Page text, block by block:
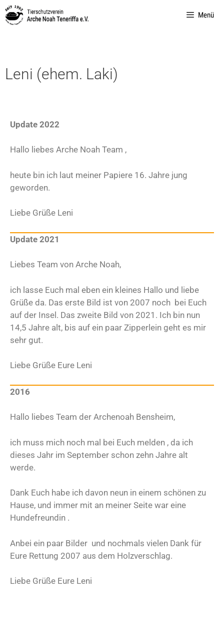
Menü
Leni (ehem. Laki)
Update 2022
Hallo liebes Arche Noah Team ,
heute bin ich laut meiner Papiere 16. Jahre jung
geworden.
Liebe Grüße Leni
Update 2021
Liebes Team von Arche Noah,
ich lasse Euch mal eben ein kleines Hallo und liebe
Grüße da. Das erste Bild ist von 2007 noch bei Euch
auf der Insel. Das zweite Bild von 2021. Ich bin nun
14,5 Jahre alt, bis auf ein paar Zipperlein geht es mir
sehr gut.
Liebe Grüße Eure Leni
2016
Hallo liebes Team der Archenoah Bensheim,
ich muss mich noch mal bei Euch melden , da ich
dieses Jahr im September schon zehn Jahre alt
werde.
Dank Euch habe ich davon neun in einem schönen zu
Hause, und immer mit an meiner Seite war eine
Hundefreundin .
Anbei ein paar Bilder und nochmals vielen Dank für
Eure Rettung 2007 aus dem Holzverschlag.
Liebe Grüße Eure Leni